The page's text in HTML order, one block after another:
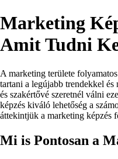
Marketing
Amit Tudni
A marketing területe
tartani a legújabb trendekkel
és szakértővé szeretnél válni
képzés kiváló lehetőség a
áttekintjük a marketing képzés
Mi is Pontosan a